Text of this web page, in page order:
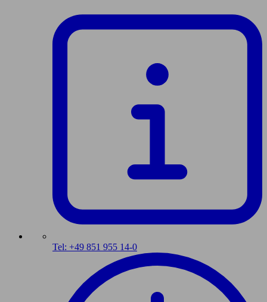
Tel: +49 851 955 14-0